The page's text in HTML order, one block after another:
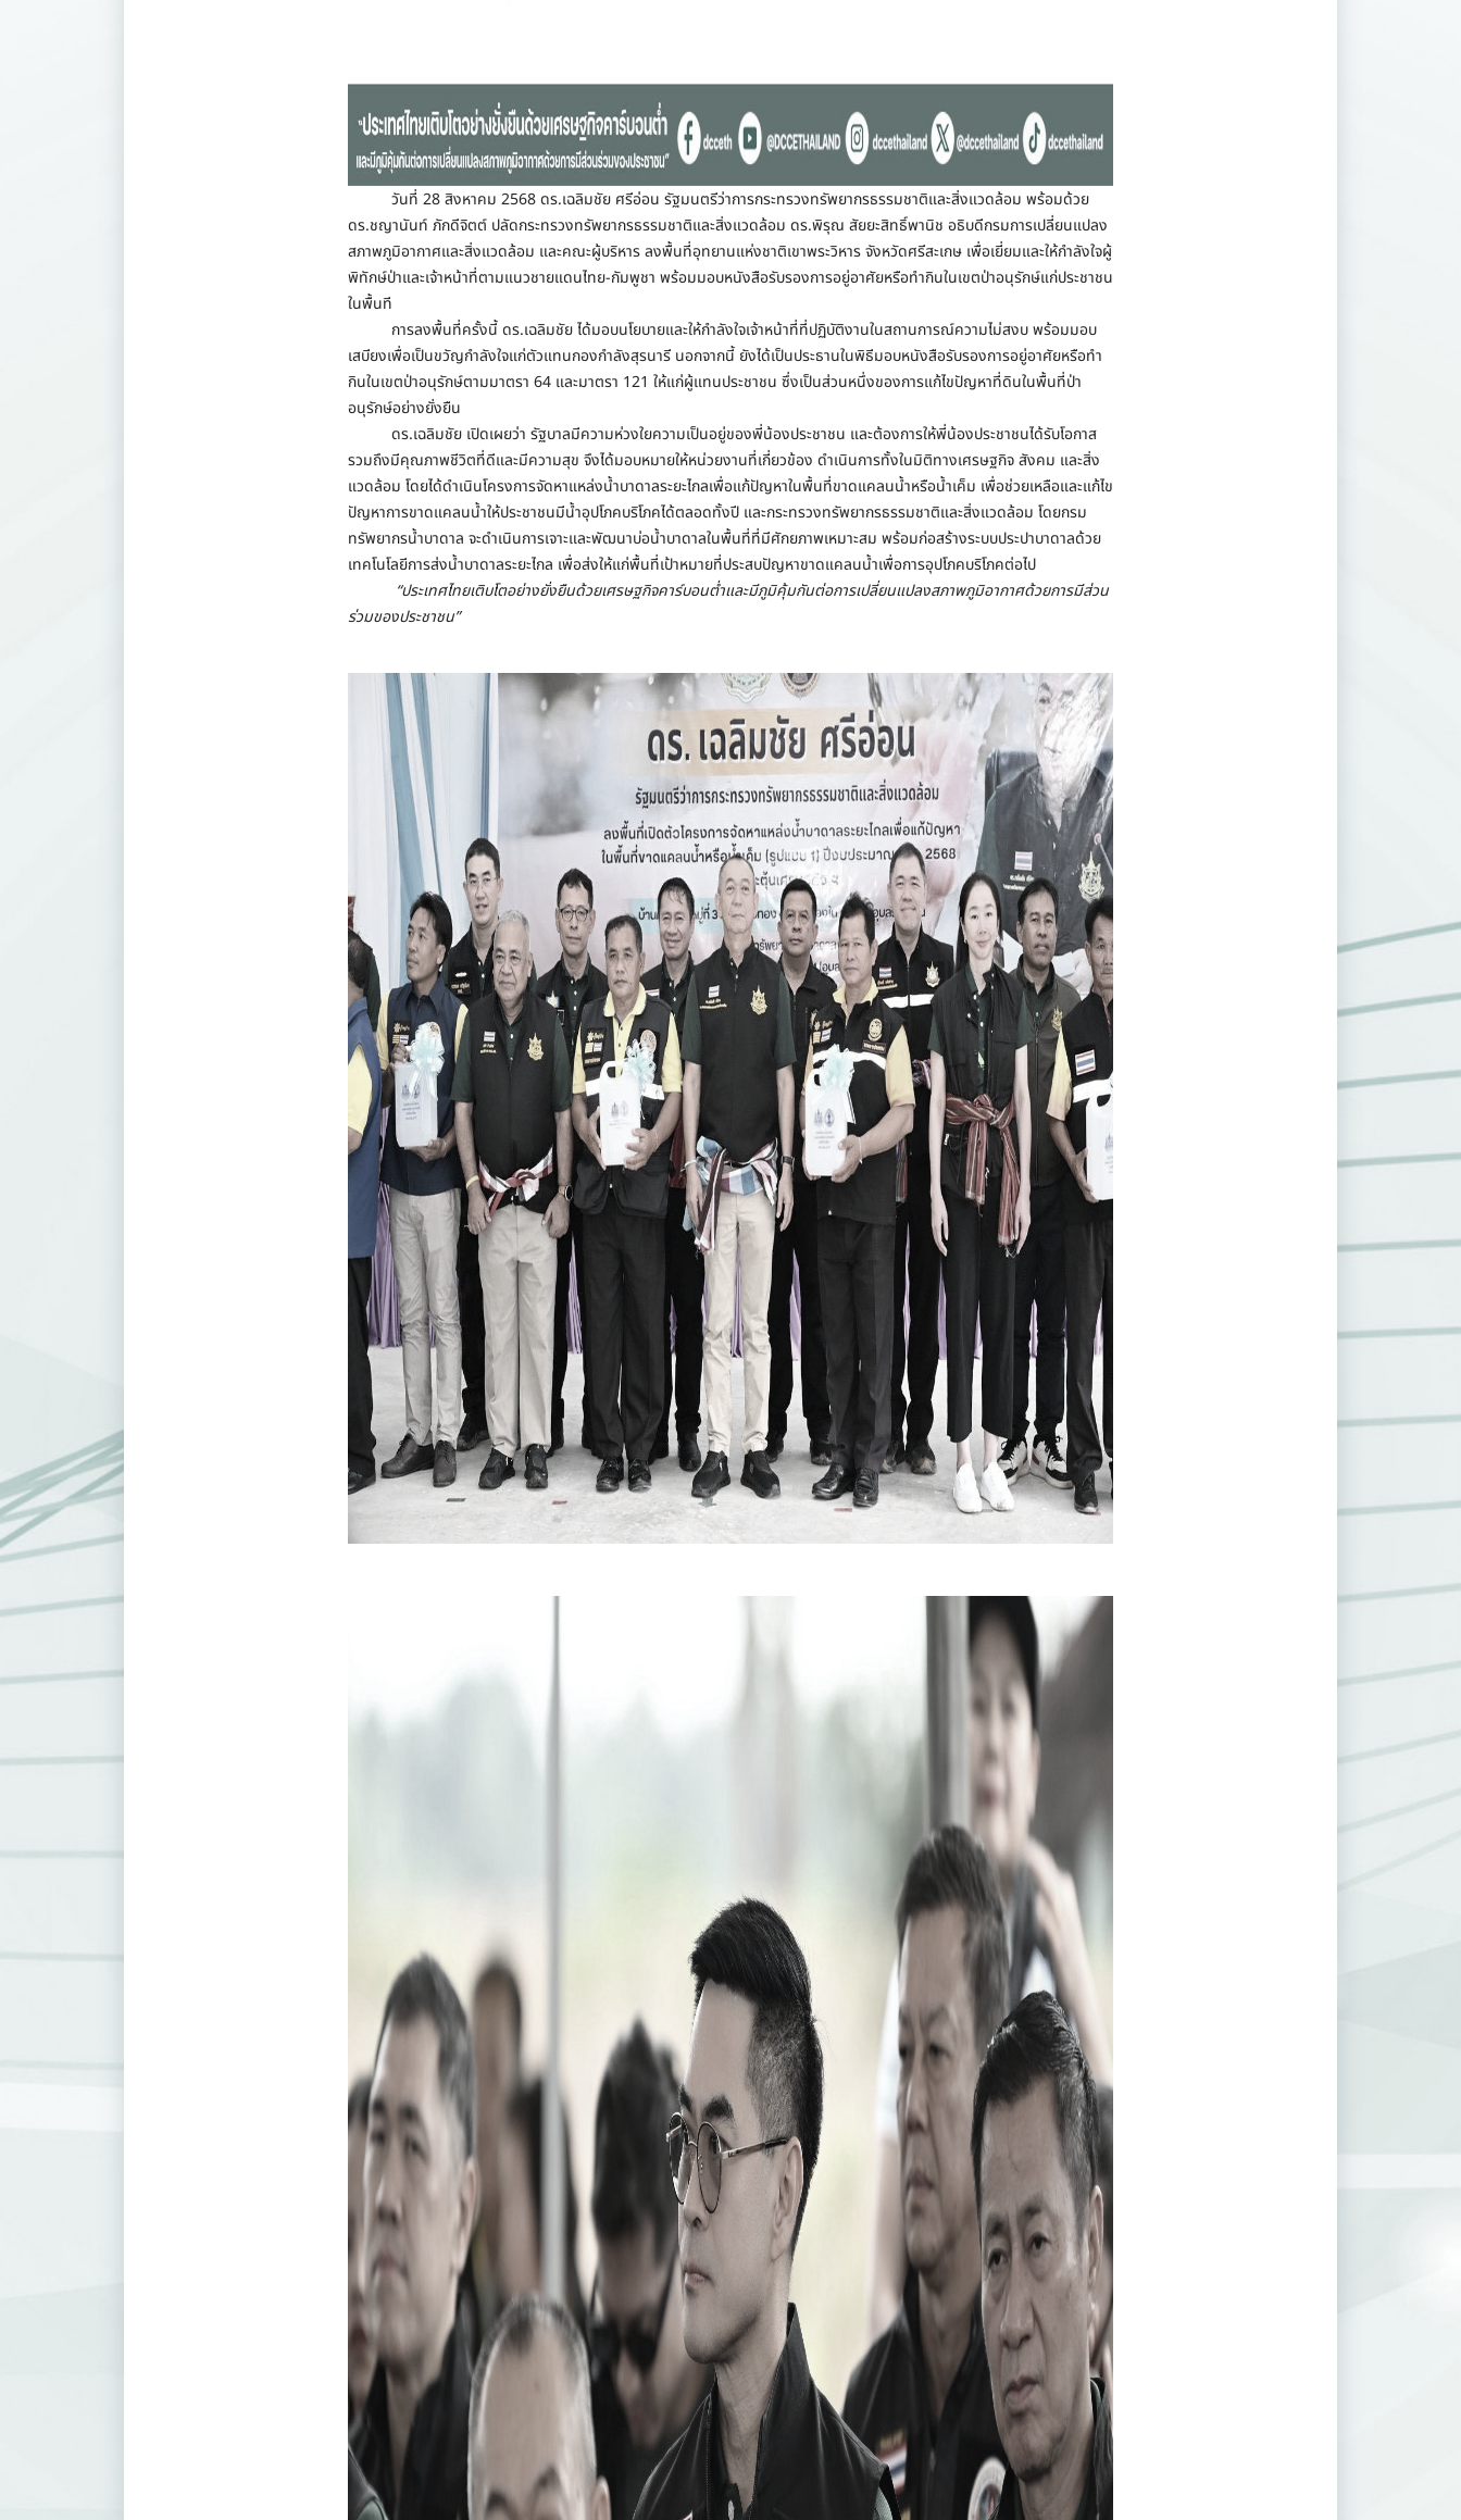
วันที่ 28 สิงหาคม 2568 ดร.เฉลิมชัย ศรีอ่อน รัฐมนตรีว่าการกระทรวงทรัพยากรธรรมชาติและสิ่งแวดล้อม พร้อมด้วย
ดร.ชญานันท์ ภักดีจิตต์ ปลัดกระทรวงทรัพยากรธรรมชาติและสิ่งแวดล้อม ดร.พิรุณ สัยยะสิทธิ์พานิช อธิบดีกรมการเปลี่ยนแปลง
สภาพภูมิอากาศและสิ่งแวดล้อม และคณะผู้บริหาร ลงพื้นที่อุทยานแห่งชาติเขาพระวิหาร จังหวัดศรีสะเกษ เพื่อเยี่ยมและให้กำลังใจผู้
พิทักษ์ป่าและเจ้าหน้าที่ตามแนวชายแดนไทย-กัมพูชา พร้อมมอบหนังสือรับรองการอยู่อาศัยหรือทำกินในเขตป่าอนุรักษ์แก่ประชาชน
ในพื้นที
การลงพื้นที่ครั้งนี้ ดร.เฉลิมชัย ได้มอบนโยบายและให้กำลังใจเจ้าหน้าที่ที่ปฏิบัติงานในสถานการณ์ความไม่สงบ พร้อมมอบ
เสบียงเพื่อเป็นขวัญกำลังใจแก่ตัวแทนกองกำลังสุรนารี นอกจากนี้ ยังได้เป็นประธานในพิธีมอบหนังสือรับรองการอยู่อาศัยหรือทำ
กินในเขตป่าอนุรักษ์ตามมาตรา 64 และมาตรา 121 ให้แก่ผู้แทนประชาชน ซึ่งเป็นส่วนหนึ่งของการแก้ไขปัญหาที่ดินในพื้นที่ป่า
อนุรักษ์อย่างยั่งยืน
ดร.เฉลิมชัย เปิดเผยว่า รัฐบาลมีความห่วงใยความเป็นอยู่ของพี่น้องประชาชน และต้องการให้พี่น้องประชาชนได้รับโอกาส
รวมถึงมีคุณภาพชีวิตที่ดีและมีความสุข จึงได้มอบหมายให้หน่วยงานที่เกี่ยวข้อง ดำเนินการทั้งในมิติทางเศรษฐกิจ สังคม และสิ่ง
แวดล้อม โดยได้ดำเนินโครงการจัดหาแหล่งน้ำบาดาลระยะไกลเพื่อแก้ปัญหาในพื้นที่ขาดแคลนน้ำหรือน้ำเค็ม เพื่อช่วยเหลือและแก้ไข
ปัญหาการขาดแคลนน้ำให้ประชาชนมีน้ำอุปโภคบริโภคได้ตลอดทั้งปี และกระทรวงทรัพยากรธรรมชาติและสิ่งแวดล้อม โดยกรม
ทรัพยากรน้ำบาดาล จะดำเนินการเจาะและพัฒนาบ่อน้ำบาดาลในพื้นที่ที่มีศักยภาพเหมาะสม พร้อมก่อสร้างระบบประปาบาดาลด้วย
เทคโนโลยีการส่งน้ำบาดาลระยะไกล เพื่อส่งให้แก่พื้นที่เป้าหมายที่ประสบปัญหาขาดแคลนน้ำเพื่อการอุปโภคบริโภคต่อไป
“ประเทศไทยเติบโตอย่างยั่งยืนด้วยเศรษฐกิจคาร์บอนต่ำและมีภูมิคุ้มกันต่อการเปลี่ยนแปลงสภาพภูมิอากาศด้วยการมีส่วน
ร่วมของประชาชน”